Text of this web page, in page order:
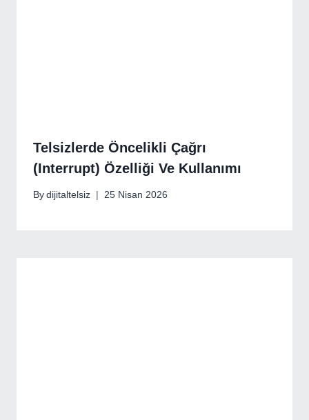
Telsizlerde Öncelikli Çağrı
(Interrupt) Özelliği Ve Kullanımı
By dijitaltelsiz 25 Nisan 2026